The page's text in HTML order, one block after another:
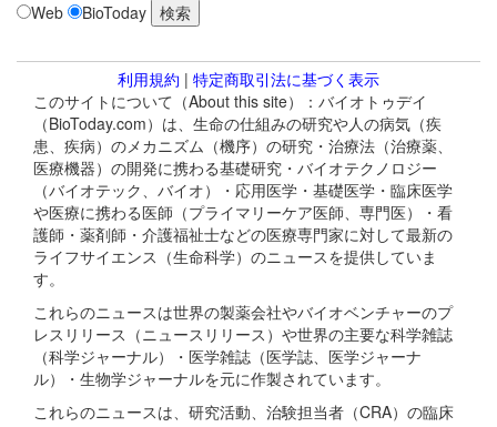
Web BioToday
利用規約 | 特定商取引法に基づく表示
このサイトについて（About this site）：バイオトゥデイ
（BioToday.com）は、生命の仕組みの研究や人の病気（疾
患、疾病）のメカニズム（機序）の研究・治療法（治療薬、
医療機器）の開発に携わる基礎研究・バイオテクノロジー
（バイオテック、バイオ）・応用医学・基礎医学・臨床医学
や医療に携わる医師（プライマリーケア医師、専門医）・看
護師・薬剤師・介護福祉士などの医療専門家に対して最新の
ライフサイエンス（生命科学）のニュースを提供していま
す。
これらのニュースは世界の製薬会社やバイオベンチャーのプ
レスリリース（ニュースリリース）や世界の主要な科学雑誌
（科学ジャーナル）・医学雑誌（医学誌、医学ジャーナ
ル）・生物学ジャーナルを元に作製されています。
これらのニュースは、研究活動、治験担当者（CRA）の臨床